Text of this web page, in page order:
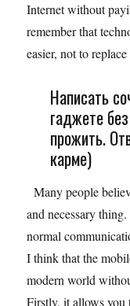
Internet without
remember that
easier, not to
Написать
гаджете
прожить.
карме)
Many people
and necessary
normal
I think that the
modern world
Firstly, it allows